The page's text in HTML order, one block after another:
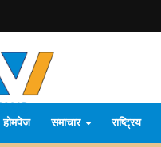
होमपेज समाचार राष्ट्रिय